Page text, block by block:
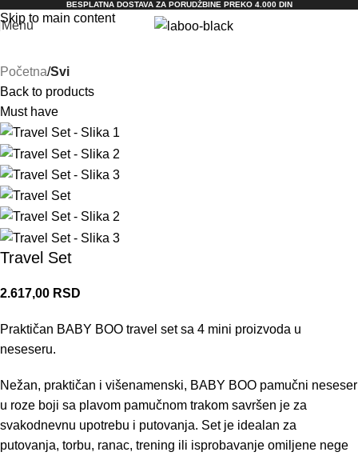
Skip to main content
BESPLATNA DOSTAVA ZA PORUDŽBINE PREKO 4.000 DIN
Menu
Početna Svi
Back to products
Must have
Travel Set
2.617,00 RSD
Praktičan BABY BOO travel set sa 4 mini proizvoda u
neseseru.
Nežan, praktičan i višenamenski, BABY BOO pamučni neseser
u roze boji sa plavom pamučnom trakom savršen je za
svakodnevnu upotrebu i putovanja. Set je idealan za
putovanja, torbu, ranac, trening ili isprobavanje omiljene nege